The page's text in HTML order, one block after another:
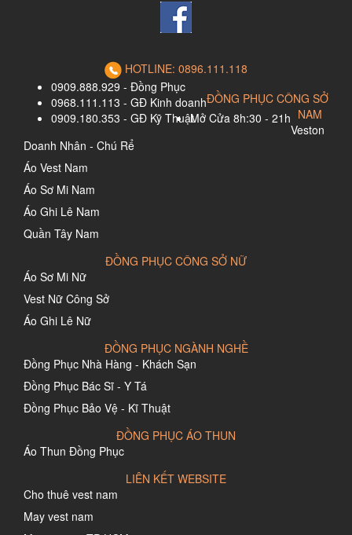
HOTLINE: 0896.111.118
0909.888.929 - Đồng Phục
0968.111.113 - GĐ Kinh doanh
0909.180.353 - GĐ Kỹ ThuậtMở Cửa 8h:30 - 21h
ĐỒNG PHỤC CÔNG SỞ
NAM
Veston
Doanh Nhân - Chú Rể
Áo Vest Nam
Áo Sơ Mi Nam
Áo Ghi Lê Nam
Quần Tây Nam
ĐỒNG PHỤC CÔNG SỞ NỮ
Áo Sơ Mi Nữ
Vest Nữ Công Sở
Áo Ghi Lê Nữ
ĐỒNG PHỤC NGÀNH NGHỀ
Đồng Phục Nhà Hàng - Khách Sạn
Đồng Phục Bác Sĩ - Y Tá
Đồng Phục Bảo Vệ - Kĩ Thuật
ĐỒNG PHỤC ÁO THUN
Áo Thun Đồng Phục
LIÊN KẾT WEBSITE
Cho thuê vest nam
May vest nam